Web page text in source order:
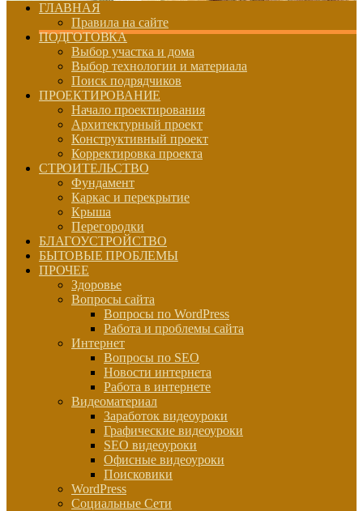
ГЛАВНАЯ
Правила на сайте
ПОДГОТОВКА
Выбор участка и дома
Выбор технологии и материала
Поиск подрядчиков
ПРОЕКТИРОВАНИЕ
Начало проектирования
Архитектурный проект
Конструктивный проект
Корректировка проекта
СТРОИТЕЛЬСТВО
Фундамент
Каркас и перекрытие
Крыша
Перегородки
БЛАГОУСТРОЙСТВО
БЫТОВЫЕ ПРОБЛЕМЫ
ПРОЧЕЕ
Здоровье
Вопросы сайта
Вопросы по WordPress
Работа и проблемы сайта
Интернет
Вопросы по SEO
Новости интернета
Работа в интернете
Видеоматериал
Заработок видеоуроки
Графические видеоуроки
SEO видеоуроки
Офисные видеоуроки
Поисковики
WordPress
Социальные Сети